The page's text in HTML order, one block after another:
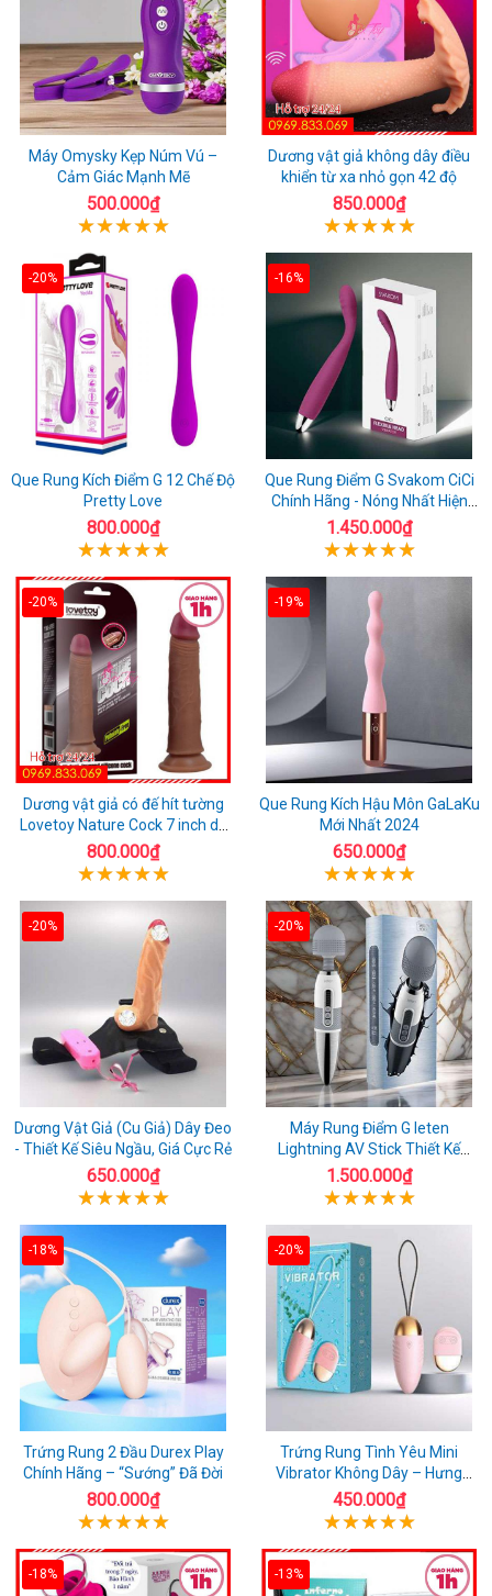
Máy Omysky Kẹp Núm Vú –
Cảm Giác Mạnh Mẽ
500.000₫
Dương vật giả không dây điều
khiển từ xa nhỏ gọn 42 độ
850.000₫
-20%
Que Rung Kích Điểm G 12 Chế Độ
Pretty Love
800.000₫
-16%
Que Rung Điểm G Svakom CiCi
Chính Hãng - Nóng Nhất Hiện
Nay
1.450.000₫
-20%
Dương vật giả có đế hít tường
Lovetoy Nature Cock 7 inch da
đen
800.000₫
-19%
Que Rung Kích Hậu Môn GaLaKu
Mới Nhất 2024
650.000₫
-20%
Dương Vật Giả (Cu Giả) Dây Đeo
- Thiết Kế Siêu Ngầu, Giá Cực Rẻ
650.000₫
-20%
Máy Rung Điểm G leten
Lightning AV Stick Thiết Kế
Thông Minh
1.500.000₫
-18%
Trứng Rung 2 Đầu Durex Play
Chính Hãng – “Sướng” Đã Đời
800.000₫
-20%
Trứng Rung Tình Yêu Mini
Vibrator Không Dây – Hưng
Phấn Mọi Nơi
450.000₫
-18% -13%